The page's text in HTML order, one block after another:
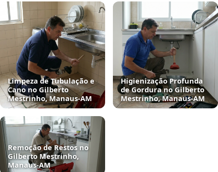
Limpeza de Tubulação e
Cano no Gilberto
Mestrinho, Manaus‑AM
Higienização Profunda
de Gordura no Gilberto
Mestrinho, Manaus‑AM
Remoção de Restos no
Gilberto Mestrinho,
Manaus‑AM